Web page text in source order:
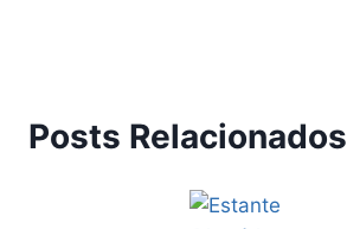
Posts Relacionados